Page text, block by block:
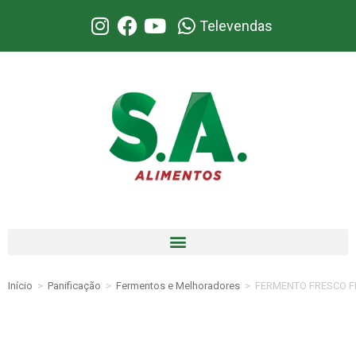
Televendas
Início > Panificação > Fermentos e Melhoradores > FERMENTO FRESCO